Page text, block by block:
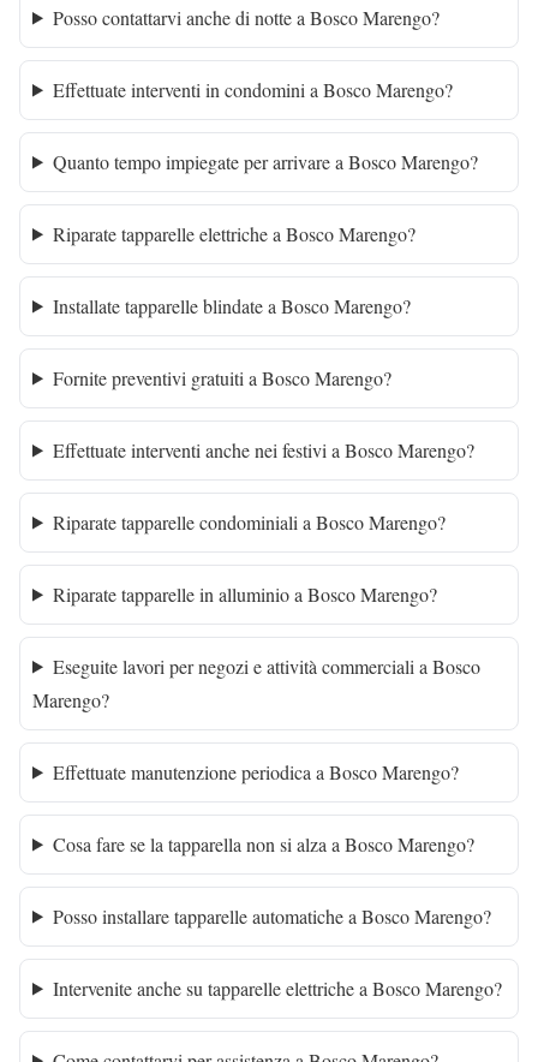
Posso contattarvi anche di notte a Bosco Marengo?
Effettuate interventi in condomini a Bosco Marengo?
Quanto tempo impiegate per arrivare a Bosco Marengo?
Riparate tapparelle elettriche a Bosco Marengo?
Installate tapparelle blindate a Bosco Marengo?
Fornite preventivi gratuiti a Bosco Marengo?
Effettuate interventi anche nei festivi a Bosco Marengo?
Riparate tapparelle condominiali a Bosco Marengo?
Riparate tapparelle in alluminio a Bosco Marengo?
Eseguite lavori per negozi e attività commerciali a Bosco
Marengo?
Effettuate manutenzione periodica a Bosco Marengo?
Cosa fare se la tapparella non si alza a Bosco Marengo?
Posso installare tapparelle automatiche a Bosco Marengo?
Intervenite anche su tapparelle elettriche a Bosco Marengo?